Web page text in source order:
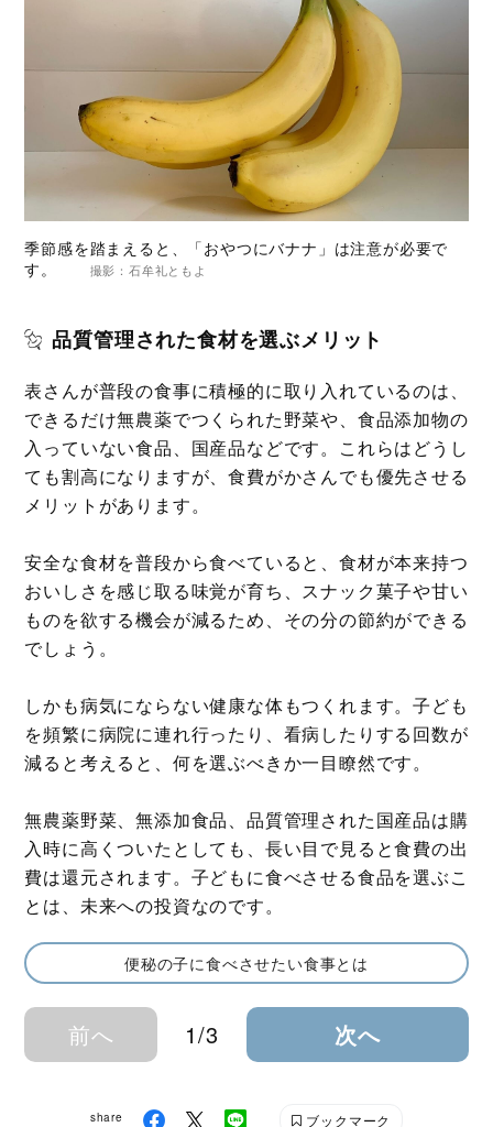
季節感を踏まえると、「おやつにバナナ」は注意が必要で
す。
撮影：石牟礼ともよ
品質管理された食材を選ぶメリット
表さんが普段の食事に積極的に取り入れているのは、
できるだけ無農薬でつくられた野菜や、食品添加物の
入っていない食品、国産品などです。これらはどうし
ても割高になりますが、食費がかさんでも優先させる
メリットがあります。
安全な食材を普段から食べていると、食材が本来持つ
おいしさを感じ取る味覚が育ち、スナック菓子や甘い
ものを欲する機会が減るため、その分の節約ができる
でしょう。
しかも病気にならない健康な体もつくれます。子ども
を頻繁に病院に連れ行ったり、看病したりする回数が
減ると考えると、何を選ぶべきか一目瞭然です。
無農薬野菜、無添加食品、品質管理された国産品は購
入時に高くついたとしても、長い目で見ると食費の出
費は還元されます。子どもに食べさせる食品を選ぶこ
とは、未来への投資なのです。
便秘の子に食べさせたい食事とは
前へ 1/3 次へ
share ブックマーク